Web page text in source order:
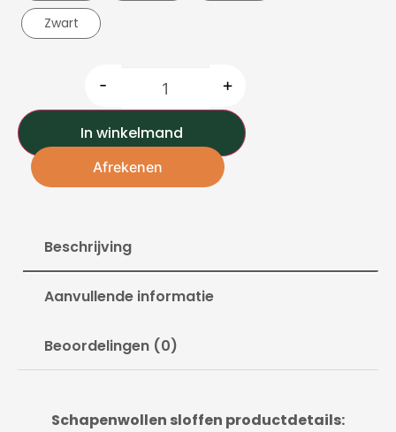
Zwart
- +
In winkelmand
Afrekenen
Beschrijving
Aanvullende informatie
Beoordelingen (0)
Schapenwollen sloffen productdetails: